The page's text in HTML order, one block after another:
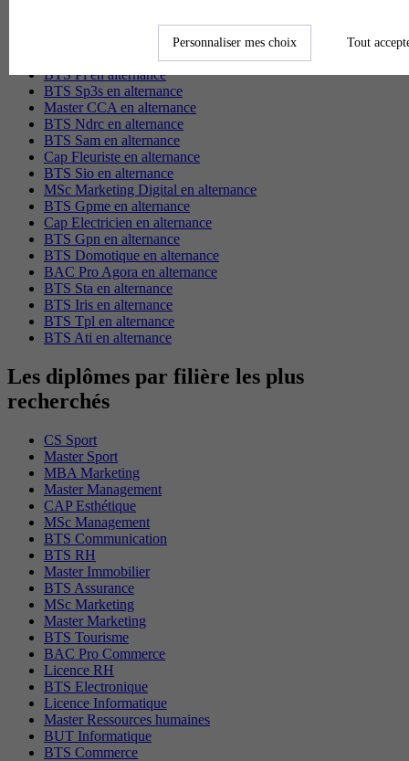
BTS Esf en alternance
BTS Dietetique en alternance
BTS Mco en alternance
BTS Pi en alternance
BTS Sp3s en alternance
Master CCA en alternance
BTS Ndrc en alternance
BTS Sam en alternance
Cap Fleuriste en alternance
BTS Sio en alternance
MSc Marketing Digital en alternance
BTS Gpme en alternance
Cap Electricien en alternance
BTS Gpn en alternance
BTS Domotique en alternance
BAC Pro Agora en alternance
BTS Sta en alternance
BTS Iris en alternance
BTS Tpl en alternance
BTS Ati en alternance
Les diplômes par filière les plus
recherchés
CS Sport
Master Sport
MBA Marketing
Master Management
CAP Esthétique
MSc Management
BTS Communication
BTS RH
Master Immobilier
BTS Assurance
MSc Marketing
Master Marketing
BTS Tourisme
BAC Pro Commerce
Licence RH
BTS Electronique
Licence Informatique
Master Ressources humaines
BUT Informatique
BTS Commerce
Personnaliser mes choix Tout